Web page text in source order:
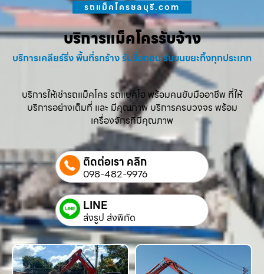
รถแม็คโครชลบุรี.com
บริการแม็คโครรับจ้าง
บริการเคลียร์ริ่ง พื้นที่รกร้าง รับรื้อถอน รับขนขยะทิ้งทุกประเภท
บริการให้เช่ารถแม็คโคร รถแบคโฮ พร้อมคนขับมืออาชีพ ที่ให้
บริการอย่างเต็มที่ และ มีคุณภาพ บริการครบวงจร พร้อม
เครื่องจักรที่มีคุณภาพ
ติดต่อเรา คลิก
098-482-9976
LINE
ส่งรูป ส่งพิกัด